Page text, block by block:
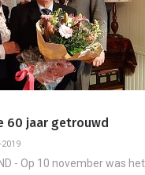
60 jaar getrouwd
2019
- Op 10 november was